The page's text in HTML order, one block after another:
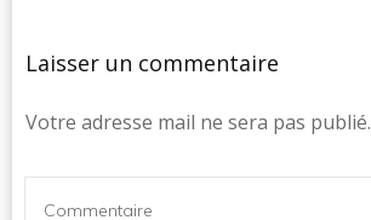
Laisser un commentaire
Votre adresse mail ne sera pas publié.